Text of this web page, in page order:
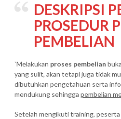
DESKRIPSI
PROSEDUR
PEMBELIAN
`Melakukan proses pembelian
yang sulit, akan tetapi juga tidak
dibutuhkan pengetahuan serta
mendukung sehingga pembelian
Setelah mengikuti training, peserta